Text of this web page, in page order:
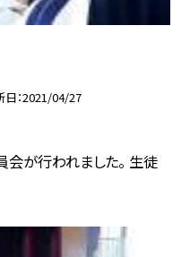
日 2021/04/27
会が行われました。 生徒